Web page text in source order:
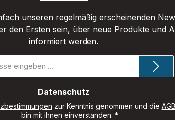
unseren regelmäßig erscheinenden
den Ersten sein, über neue Produkte und
informiert werden.
Datenschutz
zur Kenntnis genommen und die AGB
bin mit ihnen einverstanden. *